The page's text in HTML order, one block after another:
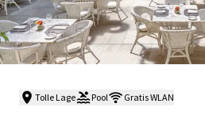
Tolle Lage Pool Gratis WLAN